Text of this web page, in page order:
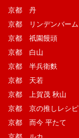
京都 丹
京都 リンデンバーム
京都 祇園饅頭
京都 白山
京都 半兵衛麩
京都 天若
京都 上賀茂 秋山
京都 京の推しレシピ
京都 而今 平たて